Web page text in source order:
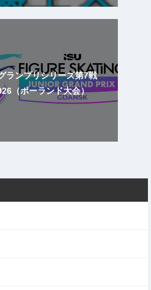
ランプリシリーズ第7戦
（ポーランド大会）